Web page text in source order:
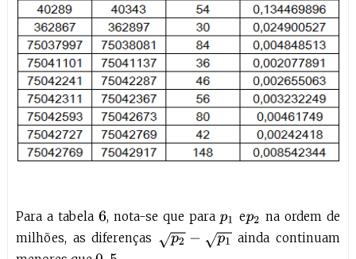
Para a tabela6, nota-se que para p1 ep2 na ordem de
milhões, as diferenças p2−p 1
ainda continuam